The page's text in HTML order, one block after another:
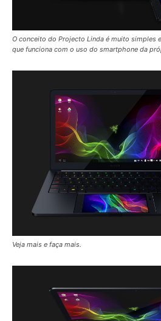
O conceito do Projecto Linda é muito simples
que funciona com o uso do smartphone da
Veja mais e faça mais.